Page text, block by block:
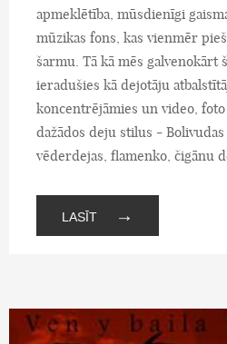
apmeklētība, mūsdienīgi
mūzikas fons, kas vienmēr
šarmu. Tā kā mēs galvenokārt
ieradušies kā dejotāju
koncentrējāmies un video,
dažādos deju stilus - Bolivudas
vēderdejas, flamenko, čigānu
LASĪT →